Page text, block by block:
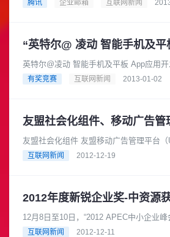
腾讯 企业邮箱 互联网新闻
英特尔@凌动 智能手机及平板 App应用开发有奖竞赛 亲爱的
Testin......
有奖竞赛 互联网新闻 2013-01-02
互联网新闻 2012-12-19
2012年度新锐企业奖-中资源获
12月8日至10日，“2012 APEC中小企业
行。厦门市中资源网络服务有限公司凭借
互联网新闻 2012-12-11